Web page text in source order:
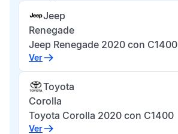
Jeep
Renegade
Jeep Renegade 2020 con C1400
Ver
Toyota
Corolla
Toyota Corolla 2020 con C1400
Ver